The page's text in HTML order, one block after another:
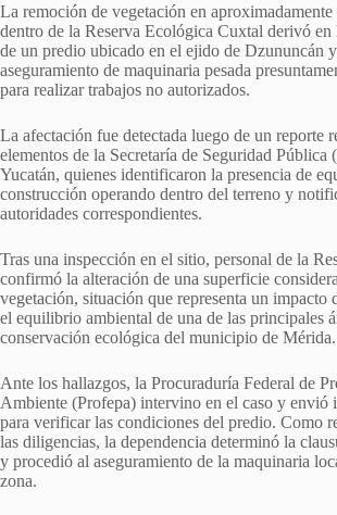
La remoción de vegetación en aproximadamente
dentro de la Reserva Ecológica Cuxtal derivó en
de un predio ubicado en el ejido de Dzununcán
aseguramiento de maquinaria pesada
para realizar trabajos no autorizados.
La afectación fue detectada luego de un reporte
elementos de la Secretaría de Seguridad Pública
Yucatán, quienes identificaron la presencia de
construcción operando dentro del terreno y
autoridades correspondientes.
Tras una inspección en el sitio, personal de la
confirmó la alteración de una superficie
vegetación, situación que representa un impacto
el equilibrio ambiental de una de las principales
conservación ecológica del municipio de Mérida.
Ante los hallazgos, la Procuraduría Federal de
Ambiente (Profepa) intervino en el caso y envió
para verificar las condiciones del predio. Como
las diligencias, la dependencia determinó la
y procedió al aseguramiento de la maquinaria
zona.